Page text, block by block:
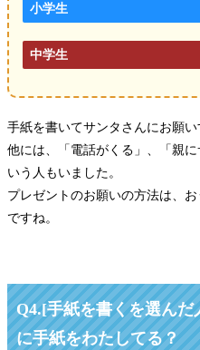
小学生
中学生
手紙を書いてサンタさんにお願
他には、「電話がくる」、「親
いう人もいました。
プレゼントのお願いの方法は、
ですね。
Q4.[手紙を書くを選ん
に手紙をわたしてる？